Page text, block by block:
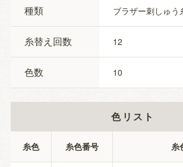
種類 ブラザー刺しゅう
糸替え回数 12
色数 10
色リスト
糸色 糸色番号 糸